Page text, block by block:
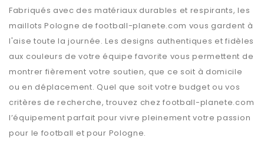
Fabriqués avec des matériaux durables et respirants, les
maillotsPologne defootball-planete.com vous gardent à
l'aise toute la journée. Les designs authentiques et fidèles
aux couleurs de votre équipe favorite vous permettent de
montrer fièrement votre soutien, que ce soit à domicile
ou en déplacement. Quel que soit votre budget ou vos
critères de recherche, trouvez chezfootball-planete.com
l’équipement parfait pour vivre pleinement votre passion
pour le football et pour Pologne.